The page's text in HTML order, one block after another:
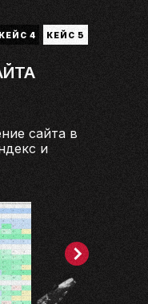
КЕЙС 4 КЕЙС 5
сайта в
и